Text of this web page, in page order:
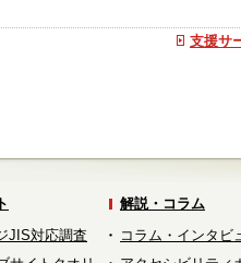
支援サ
JIS対応調査
解説・コラム
コラム・インタビ